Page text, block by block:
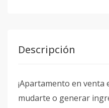
Descripción
¡Apartamento en venta
mudarte o generar